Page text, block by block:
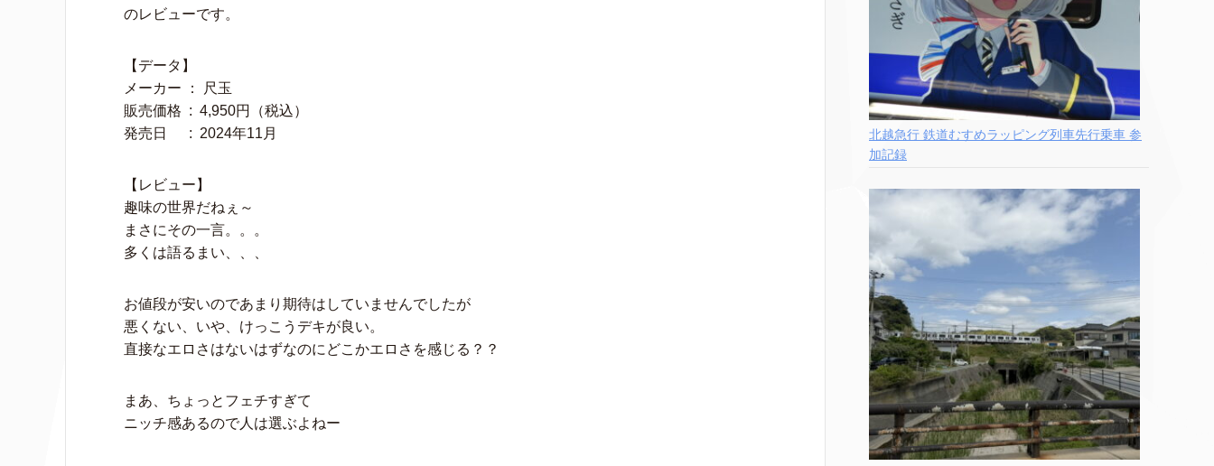
のレビューです。
【データ】
メーカー ： 尺玉
販売価格 ‏ : ‎ 4,950円（税込）
発売日　 ‏ : ‎ 2024年11月
【レビュー】
趣味の世界だねぇ～
まさにその一言。。。
多くは語るまい、、、
お値段が安いのであまり期待はしていませんでしたが
悪くない、いや、けっこうデキが良い。
直接なエロさはないはずなのにどこかエロさを感じる？？
まあ、ちょっとフェチすぎて
ニッチ感あるので人は選ぶよねー
北越急行 鉄道むすめラッピング列車先行乗車 参
加記録